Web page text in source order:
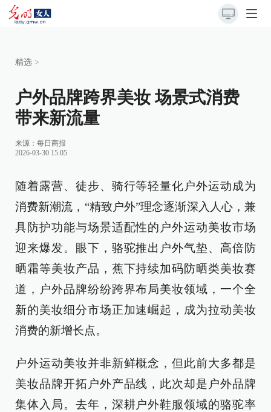
精选 >
户外品牌跨界美妆 场景式消费
带来新流量
来源： 每日商报
2026-03-30 15:05
随着露营、徒步、骑行等轻量化户外运动成为
消费新潮流，“精致户外”理念逐渐深入人心，兼
具防护功能与场景适配性的户外运动美妆市场
迎来爆发。眼下，骆驼推出户外气垫、高倍防
晒霜等美妆产品，蕉下持续加码防晒类美妆赛
道，户外品牌纷纷跨界布局美妆领域，一个全
新的美妆细分市场正加速崛起，成为拉动美妆
消费的新增长点。
户外运动美妆并非新鲜概念，但此前大多都是
美妆品牌开拓户外产品线，此次却是户外品牌
集体入局。去年，深耕户外鞋服领域的骆驼率